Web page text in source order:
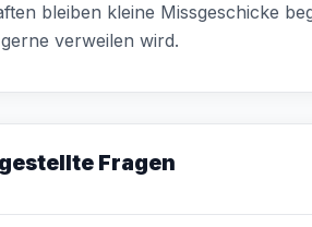
bleiben kleine Missgeschicke
verweilen wird.
Fragen